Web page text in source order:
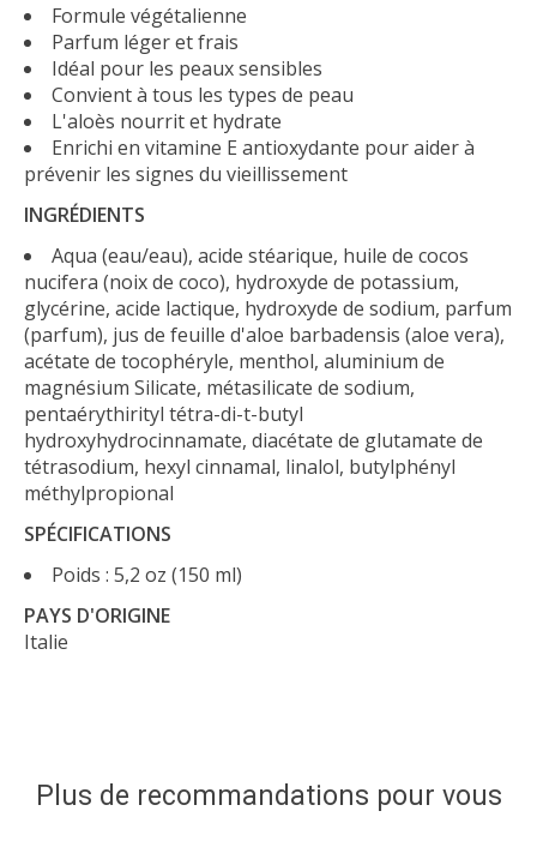
Formule végétalienne
Parfum léger et frais
Idéal pour les peaux sensibles
Convient à tous les types de peau
L'aloès nourrit et hydrate
Enrichi en vitamine E antioxydante pour aider à
prévenir les signes du vieillissement
INGRÉDIENTS
Aqua (eau/eau), acide stéarique, huile de cocos
nucifera (noix de coco), hydroxyde de potassium,
glycérine, acide lactique, hydroxyde de sodium, parfum
(parfum), jus de feuille d'aloe barbadensis (aloe vera),
acétate de tocophéryle, menthol, aluminium de
magnésium Silicate, métasilicate de sodium,
pentaérythirityl tétra-di-t-butyl
hydroxyhydrocinnamate, diacétate de glutamate de
tétrasodium, hexyl cinnamal, linalol, butylphényl
méthylpropional
SPÉCIFICATIONS
Poids : 5,2 oz (150 ml)
PAYS D'ORIGINE
Italie
Plus de recommandations pour vous